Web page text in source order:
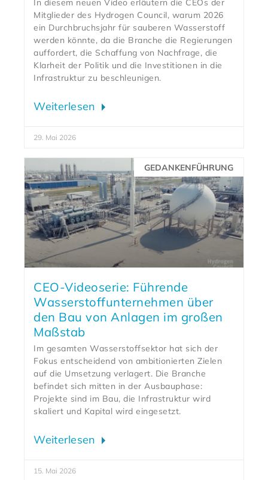
In diesem neuen Video erläutern die CEOs der
Mitglieder des Hydrogen Council, warum 2026
ein Durchbruchsjahr für sauberen Wasserstoff
werden könnte, da die Branche die Regierungen
auffordert, die Schaffung von Nachfrage, die
Klarheit der Politik und die Investitionen in die
Infrastruktur zu beschleunigen.
Weiterlesen
29. Mai 2026
GEDANKENFÜHRUNG
CEO-Videoserie: Führende
Wasserstoffunternehmen über
den Bau von Anlagen im großen
Maßstab
Im gesamten Wasserstoffsektor hat sich der
Fokus entscheidend von ambitionierten Zielen
auf die Umsetzung verlagert. Die Branche
befindet sich mitten in der Ausbauphase:
Projekte sind im Bau, die Infrastruktur wird
skaliert und Kapital wird eingesetzt.
Weiterlesen
15. Mai 2026